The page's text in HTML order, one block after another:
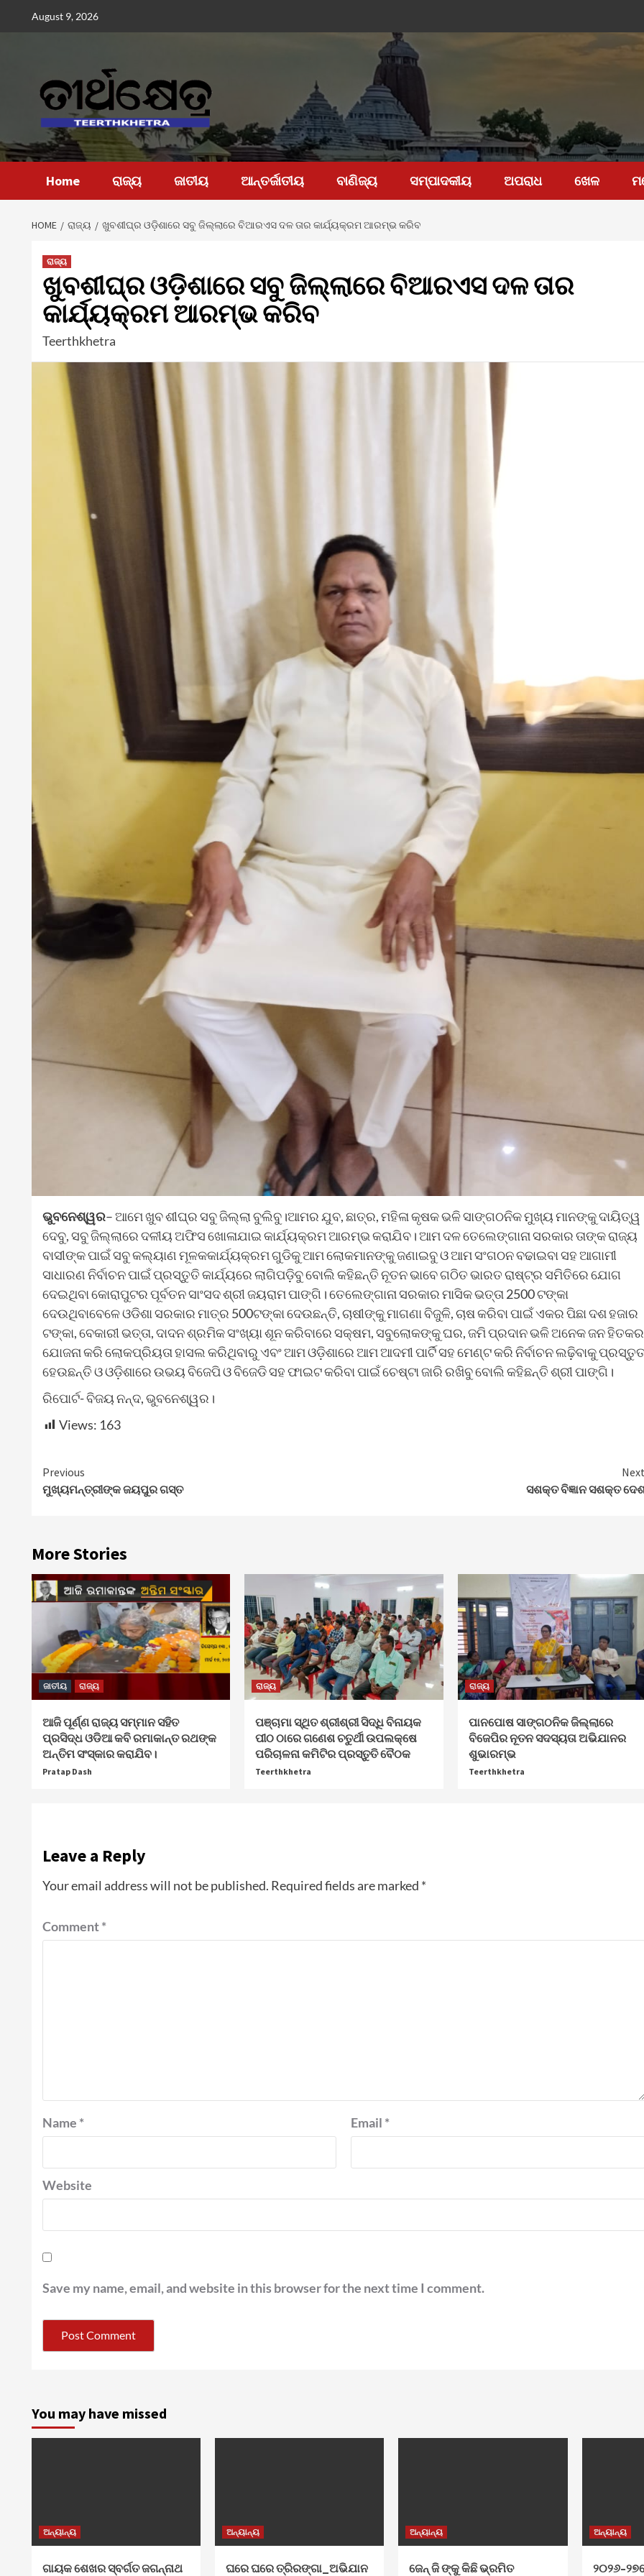
August 9, 2026
Home ରାଜ୍ୟ ଜାତୀୟ ଆନ୍ତର୍ଜାତୀୟ ବାଣିଜ୍ୟ ସମ୍ପାଦକୀୟ ଅପରାଧ ଖେଳ
HOME ରାଜ୍ୟ ଖୁବଶୀଘ୍ର ଓଡ଼ିଶାରେ ସବୁ ଜିଲ୍ଲାରେ ବିଆରଏସ ଦଳ ତାର କାର୍ଯ୍ୟକ୍ରମ ଆରମ୍ଭ କରିବ
ରାଜ୍ୟ
ଖୁବଶୀଘ୍ର ଓଡ଼ିଶାରେ ସବୁ ଜିଲ୍ଲାରେ ବିଆରଏସ ଦଳ ତାର
କାର୍ଯ୍ୟକ୍ରମ ଆରମ୍ଭ କରିବ
Teerthkhetra
ଭୁବନେଶ୍ୱର– ଆମେ ଖୁବ ଶୀଘ୍ର ସବୁ ଜିଲ୍ଲା ବୁଲିବୁ।ଆମର ଯୁବ, ଛାତ୍ର, ମହିଳା କୃଷକ ଭଳି ସାଙ୍ଗଠନିକ ମୁଖ୍ୟ ମାନଙ୍କୁ ଦାୟିତ୍ୱ
ଦେବୁ, ସବୁ ଜିଲ୍ଲାରେ ଦଳୀୟ ଅଫିସ ଖୋଳାଯାଇ କାର୍ଯ୍ୟକ୍ରମ ଆରମ୍ଭ କରାଯିବ। ଆମ ଦଳ ତେଲେଙ୍ଗାନା ସରକାର ତାଙ୍କ ରାଜ୍ୟ
ବାସୀଙ୍କ ପାଇଁ ସବୁ କଲ୍ୟାଣ ମୂଳକକାର୍ଯ୍ୟକ୍ରମ ଗୁଡିକୁ ଆମ ଲୋକମାନଙ୍କୁ ଜଣାଇବୁ ଓ ଆମ ସଂଗଠନ ବଢାଇବା ସହ ଆଗାମୀ
ସାଧାରଣ ନିର୍ବାଚନ ପାଇଁ ପ୍ରସ୍ତୁତି କାର୍ଯ୍ୟରେ ଲାଗିପଡ଼ିବୁ ବୋଲି କହିଛନ୍ତି ନୂତନ ଭାବେ ଗଠିତ ଭାରତ ରାଷ୍ଟ୍ର ସମିତିରେ ଯୋଗ
ଦେଇଥିବା କୋରାପୁଟର ପୂର୍ବତନ ସାଂସଦ ଶ୍ରୀ ଜୟରାମ ପାଙ୍ଗି। ତେଲେଙ୍ଗାନା ସରକାର ମାସିକ ଭତ୍ତା 2500 ଟଙ୍କା
ଦେଉଥିବାବେଳେ ଓଡିଶା ସରକାର ମାତ୍ର 500ଟଙ୍କା ଦେଉଛନ୍ତି, ଚାଷୀଙ୍କୁ ମାଗଣା ବିଜୁଳି, ଚାଷ କରିବା ପାଇଁ ଏକର ପିଛା ଦଶ ହଜାର
ଟଙ୍କା, ବେକାରୀ ଭତ୍ତା, ଦାଦନ ଶ୍ରମିକ ସଂଖ୍ୟା ଶୂନ କରିବାରେ ସକ୍ଷମ, ସବୁଲୋକଙ୍କୁ ଘର, ଜମି ପ୍ରଦାନ ଭଳି ଅନେକ ଜନ ହିତକର
ଯୋଜନା କରି ଲୋକପ୍ରିୟତା ହାସଲ କରିଥିବାରୁ ଏବଂ ଆମ ଓଡ଼ିଶାରେ ଆମ ଆଦମୀ ପାର୍ଟି ସହ ମେଣ୍ଟ କରି ନିର୍ବାଚନ ଲଢ଼ିବାକୁ ପ୍ରସ୍ତୁତ
ହେଉଛନ୍ତି ଓ ଓଡ଼ିଶାରେ ଉଭୟ ବିଜେପି ଓ ବିଜେଡି ସହ ଫାଇଟ କରିବା ପାଇଁ ଚେଷ୍ଟା ଜାରି ରଖିବୁ ବୋଲି କହିଛନ୍ତି ଶ୍ରୀ ପାଙ୍ଗି।
ରିପୋର୍ଟ- ବିଜୟ ନନ୍ଦ, ଭୁବନେଶ୍ୱର।
Views: 163
Continue
Reading
Previous
ମୁଖ୍ୟମନ୍ତ୍ରୀଙ୍କ ଜୟପୁର ଗସ୍ତ
Next
ସଶକ୍ତ ବିଜ୍ଞାନ ସଶକ୍ତ
More Stories
ଜାତୀୟ ରାଜ୍ୟ
ଆଜି ପୂର୍ଣ୍ଣ ରାଜ୍ୟ ସମ୍ମାନ ସହିତ
ପ୍ରସିଦ୍ଧ ଓଡିଆ କବି ରମାକାନ୍ତ ରଥଙ୍କ
ଅନ୍ତିମ ସଂସ୍କାର କରାଯିବ।
Pratap Dash
ରାଜ୍ୟ
ପଞ୍ଚାମା ସ୍ଥିତ ଶ୍ରୀଶ୍ରୀ ସିଦ୍ଧି ବିନାୟକ
ପୀଠ ଠାରେ ଗଣେଶ ଚତୁର୍ଥୀ ଉପଲକ୍ଷେ
ପରିଚାଳନା କମିଟିର ପ୍ରସ୍ତୁତି ବୈଠକ
Teerthkhetra
ରାଜ୍ୟ
ପାନପୋଷ ସାଙ୍ଗଠନିକ ଜିଲ୍ଲାରେ
ବିଜେପିର ନୂତନ ସଦସ୍ୟତା ଅଭିଯାନର
ଶୁଭାରମ୍ଭ
Teerthkhetra
Leave a Reply
Your email address will not be published. Required fields are marked *
Comment*
Name * Email *
Website
Save my name, email, and website in this browser for the next time I comment.
You may have missed
ଅନ୍ୟାନ୍ୟ
ଗାୟକ ଶେଖର ସ୍ବର୍ଗତ ଜଗନ୍ନାଥ
ଅନ୍ୟାନ୍ୟ
ଘରେ ଘରେ ତ୍ରିରଙ୍ଗା_ଅଭିଯାନ
ଅନ୍ୟାନ୍ୟ
ଜେନ୍‌ ଜି ଙ୍କୁ କିଛି ଭ୍ରମିତ
ଅନ୍ୟାନ୍ୟ